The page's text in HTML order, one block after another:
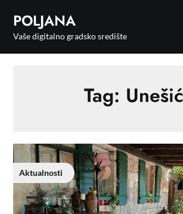
POLJANA
Vaše digitalno gradsko središte
Tag: Unešić
Aktualnosti